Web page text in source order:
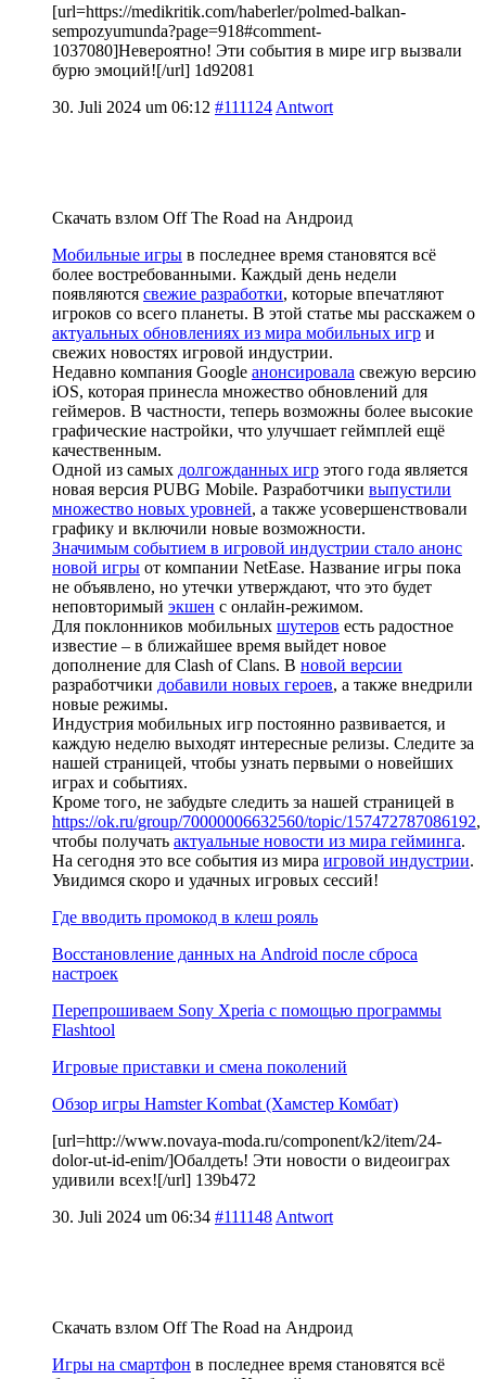
[url=https://medikritik.com/haberler/polmed-balkan-
sempozyumunda?page=918#comment-
1037080]Невероятно! Эти события в мире игр вызвали
бурю эмоций![/url] 1d92081
30. Juli 2024 um 06:12 #111124 Antwort
Скачать взлом Off The Road на Андроид
Мобильные игры в последнее время становятся всё
более востребованными. Каждый день недели
появляются свежие разработки, которые впечатляют
игроков со всего планеты. В этой статье мы расскажем о
актуальных обновлениях из мира мобильных игр и
свежих новостях игровой индустрии.
Недавно компания Google анонсировала свежую версию
iOS, которая принесла множество обновлений для
геймеров. В частности, теперь возможны более высокие
графические настройки, что улучшает геймплей ещё
качественным.
Одной из самых долгожданных игр этого года является
новая версия PUBG Mobile. Разработчики выпустили
множество новых уровней, а также усовершенствовали
графику и включили новые возможности.
Значимым событием в игровой индустрии стало анонс
новой игры от компании NetEase. Название игры пока
не объявлено, но утечки утверждают, что это будет
неповторимый экшен с онлайн-режимом.
Для поклонников мобильных шутеров есть радостное
известие – в ближайшее время выйдет новое
дополнение для Clash of Clans. В новой версии
разработчики добавили новых героев, а также внедрили
новые режимы.
Индустрия мобильных игр постоянно развивается, и
каждую неделю выходят интересные релизы. Следите за
нашей страницей, чтобы узнать первыми о новейших
играх и событиях.
Кроме того, не забудьте следить за нашей страницей в
https://ok.ru/group/70000006632560/topic/157472787086192,
чтобы получать актуальные новости из мира гейминга.
На сегодня это все события из мира игровой индустрии.
Увидимся скоро и удачных игровых сессий!
Где вводить промокод в клеш рояль
Восстановление данных на Android после сброса
настроек
Перепрошиваем Sony Xperia с помощью программы
Flashtool
Игровые приставки и смена поколений
Обзор игры Hamster Kombat (Хамстер Комбат)
[url=http://www.novaya-moda.ru/component/k2/item/24-
dolor-ut-id-enim/]Обалдеть! Эти новости о видеоиграх
удивили всех![/url] 139b472
30. Juli 2024 um 06:34 #111148 Antwort
Скачать взлом Off The Road на Андроид
Игры на смартфон в последнее время становятся всё